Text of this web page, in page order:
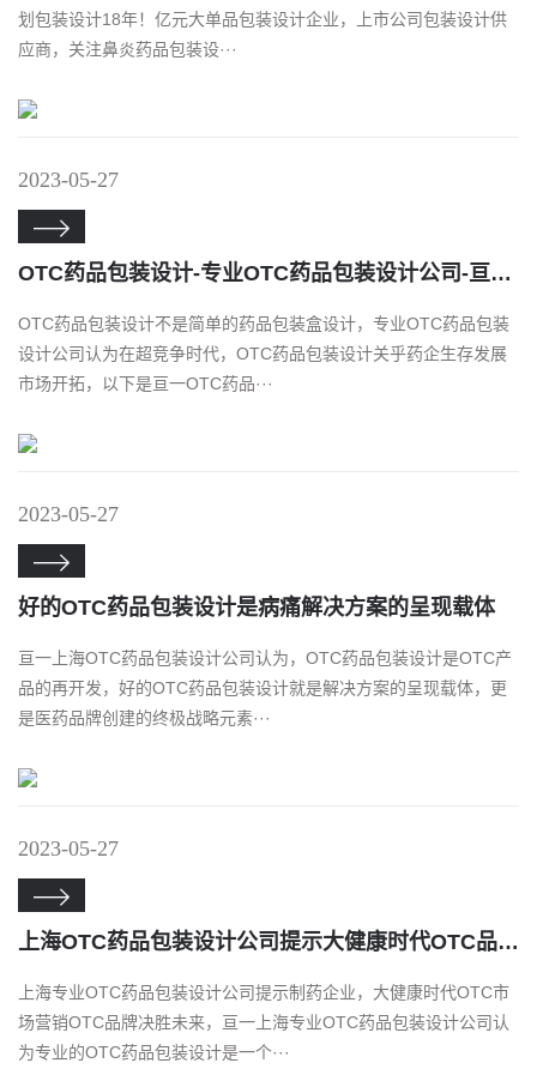
划包装设计18年！亿元大单品包装设计企业，上市公司包装设计供
应商，关注鼻炎药品包装设···
2023-05-27

​OTC药品包装设计-专业OTC药品包装设计公司-亘一OTC药品包装设计公司观点
OTC药品包装设计不是简单的药品包装盒设计，专业OTC药品包装
设计公司认为在超竞争时代，OTC药品包装设计关乎药企生存发展
市场开拓，以下是亘一OTC药品···
2023-05-27

好的OTC药品包装设计是病痛解决方案的呈现载体
亘一上海OTC药品包装设计公司认为，OTC药品包装设计是OTC产
品的再开发，好的OTC药品包装设计就是解决方案的呈现载体，更
是医药品牌创建的终极战略元素···
2023-05-27

上海OTC药品包装设计公司提示大健康时代OTC品牌决胜未来
上海专业OTC药品包装设计公司提示制药企业，大健康时代OTC市
场营销OTC品牌决胜未来，亘一上海专业OTC药品包装设计公司认
为专业的OTC药品包装设计是一个···